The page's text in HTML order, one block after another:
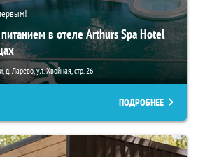
в отеле Arthurs Spa Hotel
д. Ларево, ул. Хвойная, стр. 26
ПОДРОБНЕЕ